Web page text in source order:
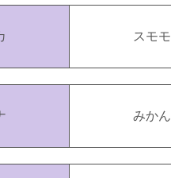
スモモ
みかん